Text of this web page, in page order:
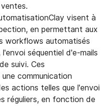
visent à
en permettant aux
workflows automatisés
séquentiel d'e-mails
suivi. Ces
communication
actions telles que l'envoi
réguliers, en fonction de